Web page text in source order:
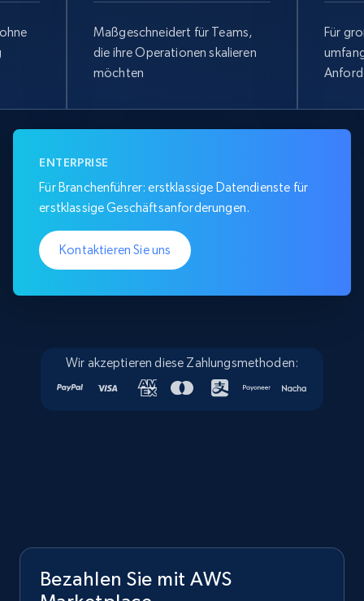
Maßgeschneidert für Teams,
die ihre Operationen skalieren
möchten
Für
ENTERPRISE
Für Branchenführer: erstklassige Datendienste für
erstklassige Geschäftsanforderungen.
Kontaktieren Sie uns
Wir akzeptieren diese Zahlungsmethoden:
Bezahlen Sie mit AWS